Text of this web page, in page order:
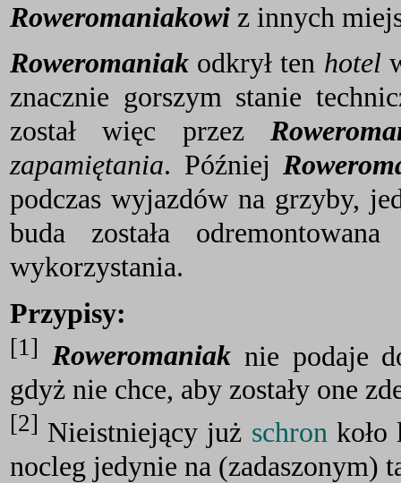
Roweromaniakowi z innych
Roweromaniak odkrył ten hotel
znacznie gorszym stanie
został więc przez
zapamiętania. Później
podczas wyjazdów na grzyby,
buda została
wykorzystania.
Przypisy:
[1] Roweromaniaknie podaje
gdyż nie chce, aby zostały one
[2] Nieistniejący już schron koło
nocleg jedynie na (zadaszonym)